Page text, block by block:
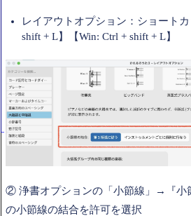
レイアウトオプション：ショート
shift + L】【Win: Ctrl + shift + L】
② 浄書オプションの「小節線」→『小
の小節線の結合を許可を選択